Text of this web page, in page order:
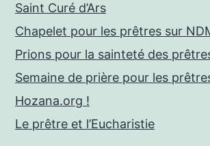
Saint Curé d’Ars
Chapelet pour les prêtres sur
Prions pour la sainteté des
Semaine de prière pour les
Hozana.org !
Le prêtre et l’Eucharistie